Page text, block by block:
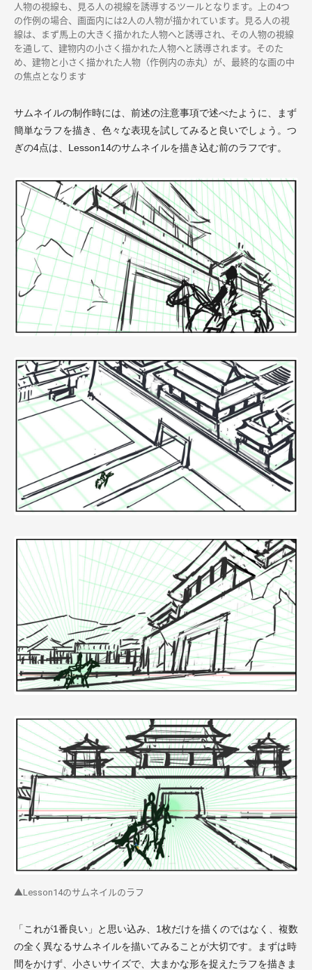
人物の視線も、見る人の視線を誘導するツールとなります。上の4つ
の作例の場合、画面内には2人の人物が描かれています。見る人の視
線は、まず馬上の大きく描かれた人物へと誘導され、その人物の視線
を通して、建物内の小さく描かれた人物へと誘導されます。そのた
め、建物と小さく描かれた人物（作例内の赤丸）が、最終的な画の中
の焦点となります
サムネイルの制作時には、前述の注意事項で述べたように、まず
簡単なラフを描き、色々な表現を試してみると良いでしょう。つ
ぎの4点は、Lesson14のサムネイルを描き込む前のラフです。
▲Lesson14のサムネイルのラフ
「これが1番良い」と思い込み、1枚だけを描くのではなく、複数
の全く異なるサムネイルを描いてみることが大切です。まずは時
間をかけず、小さいサイズで、大まかな形を捉えたラフを描きま